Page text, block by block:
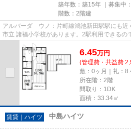
築年数：築15年 ｜募集中：
階数：2階建
アルバーダ ウノ：片町線鴻池新田駅駅にも近
市立 諸福小学校があります。2駅利用できるの
物件です。駅徒歩10分に駅が...
6.45万円
(管理費・共益費
敷：0ヶ月｜礼：
所在階：2階
間取り：1DK
面積：33.34㎡
賃貸｜ハイツ 中島ハイツ